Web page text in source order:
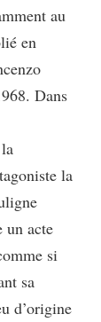
au
en
Dans
la
un acte
si
sa
d’origine